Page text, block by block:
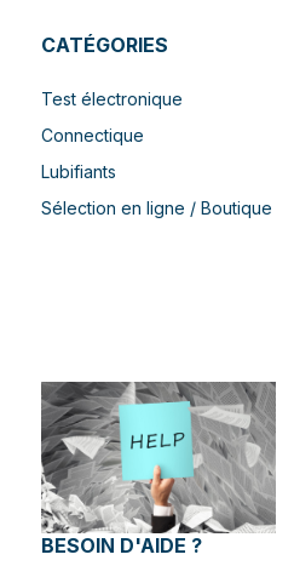
CATÉGORIES
Test électronique
Connectique
Lubifiants
Sélection en ligne / Boutique
BESOIN D'AIDE ?